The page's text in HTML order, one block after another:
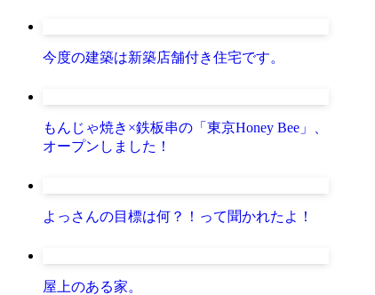
今度の建築は新築店舗付き住宅です。
もんじゃ焼き×鉄板串の「東京Honey Bee」、
オープンしました！
よっさんの目標は何？！って聞かれたよ！
屋上のある家。